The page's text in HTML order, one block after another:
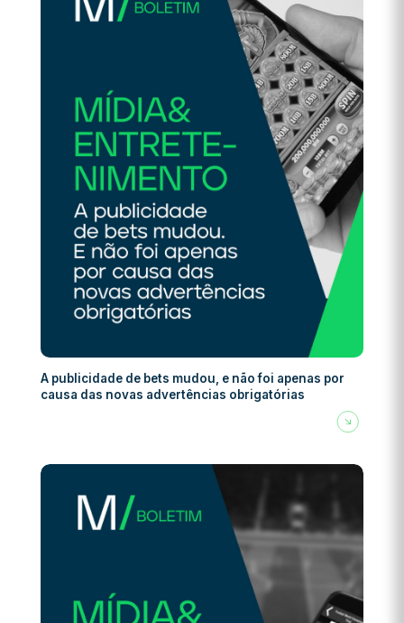
A publicidade de bets mudou, e não foi apenas por
causa das novas advertências obrigatórias